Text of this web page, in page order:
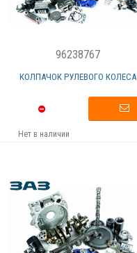
96238767
КОЛПАЧОК РУЛЕВОГО КОЛЕСА
Нет в наличии